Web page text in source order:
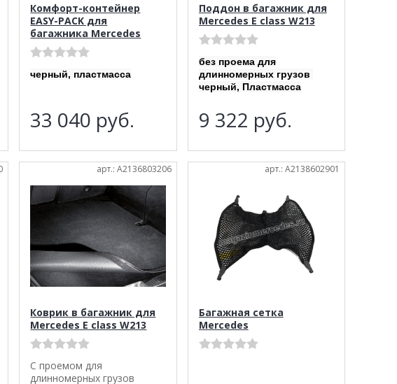
Комфорт-контейнер
EASY-PACK для
багажника Mercedes
черный, пластмасса
33 040 руб.
Поддон в багажник для
Mercedes E class W213
без проема для
длинномерных грузов
черный, Пластмасса
9 322 руб.
арт.: A2136803206
Коврик в багажник для
Mercedes E class W213
С проемом для
длинномерных грузов
арт.: A2138602901
Багажная сетка
Mercedes